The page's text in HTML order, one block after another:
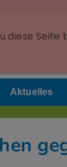
Aktuelles
diese Seite